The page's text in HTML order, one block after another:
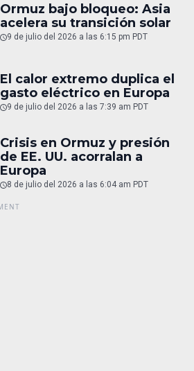
Ormuz bajo bloqueo: Asia
acelera su transición solar
9 de julio del 2026 a las 6:15 pm PDT
El calor extremo duplica el
gasto eléctrico en Europa
9 de julio del 2026 a las 7:39 am PDT
Crisis en Ormuz y presión
de EE. UU. acorralan a
Europa
8 de julio del 2026 a las 6:04 am PDT